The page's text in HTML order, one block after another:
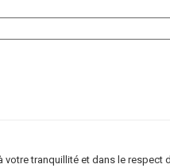
votre tranquillité et dans le